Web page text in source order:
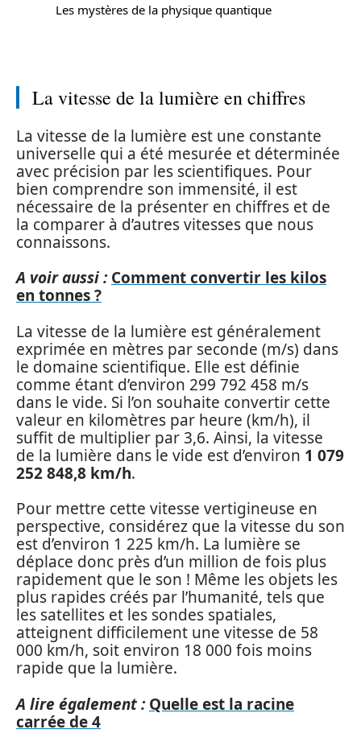
Les mystères de la physique quantique
La vitesse de la lumière en chiffres
La vitesse de la lumière est une constante
universelle qui a été mesurée et déterminée
avec précision par les scientifiques. Pour
bien comprendre son immensité, il est
nécessaire de la présenter en chiffres et de
la comparer à d’autres vitesses que nous
connaissons.
A voir aussi : Comment convertir les kilos
en tonnes ?
La vitesse de la lumière est généralement
exprimée en mètres par seconde (m/s) dans
le domaine scientifique. Elle est définie
comme étant d’environ 299 792 458 m/s
dans le vide. Si l’on souhaite convertir cette
valeur en kilomètres par heure (km/h), il
suffit de multiplier par 3,6. Ainsi, la vitesse
de la lumière dans le vide est d’environ 1 079
252 848,8 km/h.
Pour mettre cette vitesse vertigineuse en
perspective, considérez que la vitesse du son
est d’environ 1 225 km/h. La lumière se
déplace donc près d’un million de fois plus
rapidement que le son ! Même les objets les
plus rapides créés par l’humanité, tels que
les satellites et les sondes spatiales,
atteignent difficilement une vitesse de 58
000 km/h, soit environ 18 000 fois moins
rapide que la lumière.
A lire également : Quelle est la racine
carrée de 4